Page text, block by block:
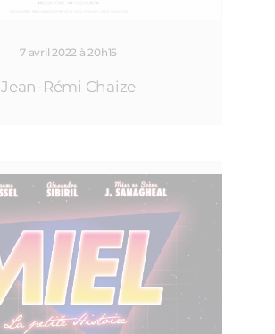
7 avril 2022 à 20h15
Jean-Rémi Chaize